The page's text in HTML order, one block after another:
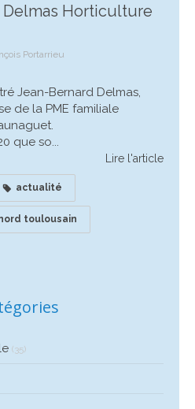
Horticulture
Portarrieu
Jean-Bernard Delmas,
de la PME familiale
que so...
Lire l'article
actualité
toulousain
(35)